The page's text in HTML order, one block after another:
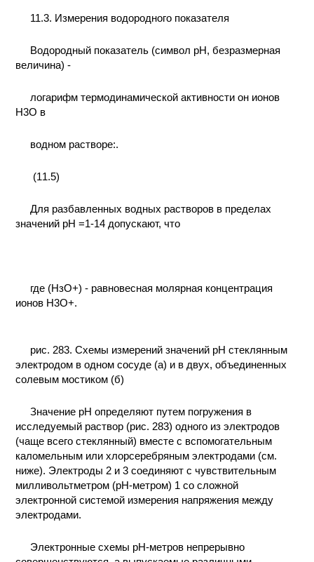
11.3. Измерения водородного показателя
Водородный показатель (символ рН, безразмерная
величина) -
логарифм термодинамической активности он ионов
Н3О в
водном растворе:.
(11.5)
Для разбавленных водных растворов в пределах
значений рН =1-14 допускают, что
где (НзО+) - равновесная молярная концентрация
ионов Н3О+.
рис. 283. Схемы измерений значений рН стеклянным
электродом в одном сосуде (а) и в двух, объединенных
солевым мостиком (б)
Значение рН определяют путем погружения в
исследуемый раствор (рис. 283) одного из электродов
(чаще всего стеклянный) вместе с вспомогательным
каломельным или хлорсеребряным электродами (см.
ниже). Электроды 2 и 3 соединяют с чувствительным
милливольтметром (рН-метром) 1 со сложной
электронной системой измерения напряжения между
электродами.
Электронные схемы рН-метров непрерывно